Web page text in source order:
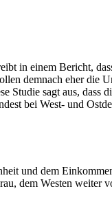
in einem Bericht,
demnach eher die
sagt aus, dass
bei West- und
und dem
dem Westen weiter